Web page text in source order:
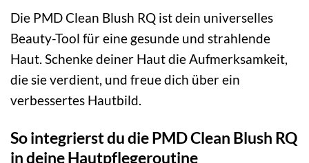
Die PMD Clean Blush RQ ist dein universelles
Beauty-Tool für eine gesunde und strahlende
Haut. Schenke deiner Haut die Aufmerksamkeit,
die sie verdient, und freue dich über ein
verbessertes Hautbild.
So integrierst du die PMD Clean Blush RQ
in deine Hautpflegeroutine